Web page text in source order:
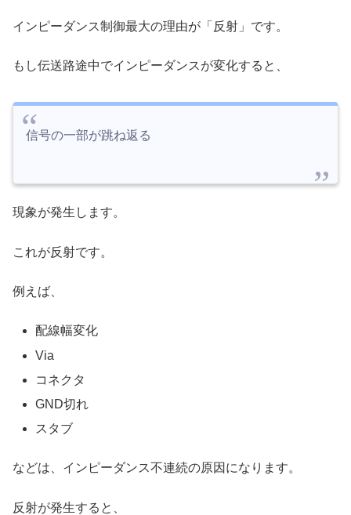
インピーダンス制御最大の理由が「反射」です。
もし伝送路途中でインピーダンスが変化すると、
信号の一部が跳ね返る
現象が発生します。
これが反射です。
例えば、
配線幅変化
Via
コネクタ
GND切れ
スタブ
などは、インピーダンス不連続の原因になります。
反射が発生すると、